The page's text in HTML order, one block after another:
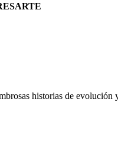
historias de